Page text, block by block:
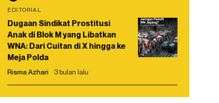
EDITORIAL
Dugaan Sindikat Prostitusi
Anak di Blok M yang Libatkan
WNA: Dari Cuitan di X hingga ke
Meja Polda
Risma Azhari 3 bulan lalu